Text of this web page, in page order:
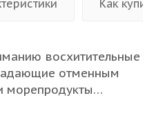
Как
восхитительные
отменным
морепродукты